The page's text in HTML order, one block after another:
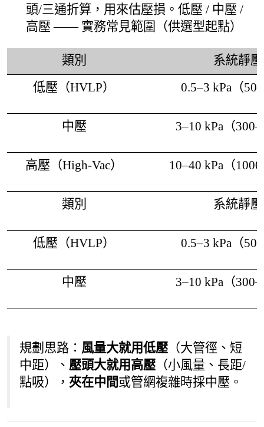
頭/三通折算，用來估壓損。 低壓 / 中壓 /
高壓 —— 實務常見範圍（供選型起點）
類別
系統靜
低壓（HVLP）
0.5–3 kPa（
中壓 3–10 kPa（
高壓（High-Vac） 10–40 kPa（
類別 系統靜
低壓（HVLP） 0.5–3 kPa（
中壓 3–10 kPa（
規劃思路： 風量大就用低壓 （大管徑、短
中距）、 壓頭大就用高壓 （小風量、長距/
點吸）， 夾在中間或管網複雜時採中壓。